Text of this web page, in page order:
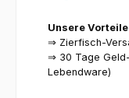
Unsere Vorteile
⇒ Zierfisch-
⇒ 30 Tage
Lebendware)